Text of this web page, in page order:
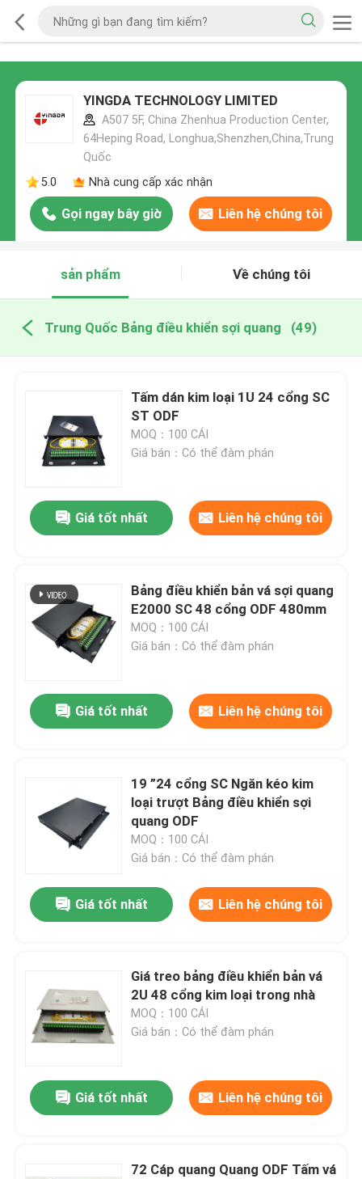
YINGDA TECHNOLOGY LIMITED
A507 5F, China Zhenhua Production Center,
64Heping Road, Longhua,Shenzhen,China,Trung
Quốc
5.0
Nhà cung cấp xác nhận
Gọi ngay bây giờ Liên hệ chúng tôi
sản phẩm Về chúng tôi
Trung Quốc Bảng điều khiển sợi quang (49)
Tấm dán kim loại 1U 24 cổng SC
ST ODF
MOQ：100 CÁI
Giá bán：Có thể đàm phán
Giá tốt nhất Liên hệ chúng tôi
Bảng điều khiển bản vá sợi quang
E2000 SC 48 cổng ODF 480mm
MOQ：100 CÁI
Giá bán：Có thể đàm phán
Giá tốt nhất Liên hệ chúng tôi
19 ”24 cổng SC Ngăn kéo kim
loại trượt Bảng điều khiển sợi
quang ODF
MOQ：100 CÁI
Giá bán：Có thể đàm phán
Giá tốt nhất Liên hệ chúng tôi
Giá treo bảng điều khiển bản vá
2U 48 cổng kim loại trong nhà
MOQ：100 CÁI
Giá bán：Có thể đàm phán
Giá tốt nhất Liên hệ chúng tôi
72 Cáp quang Quang ODF Tấm vá